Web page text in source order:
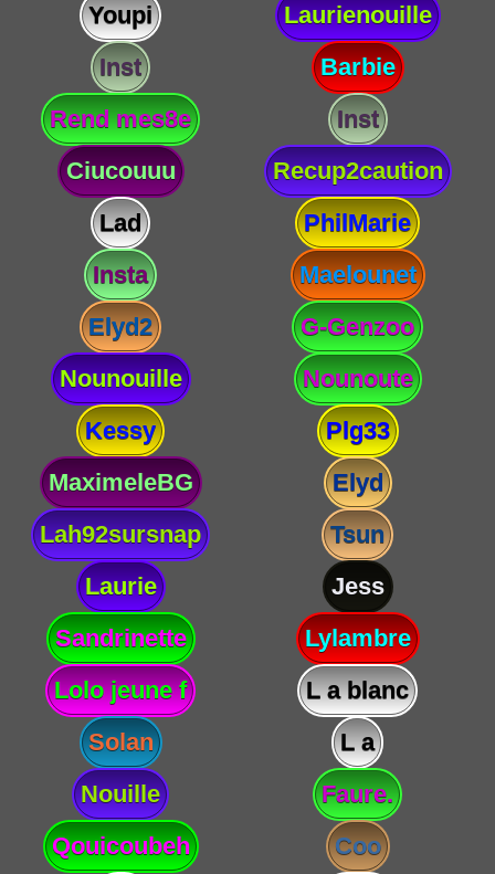
Youpi
Laurienouille
Inst
Barbie
Rend mes8e
Inst
Ciucouuu
Recup2caution
Lad
PhilMarie
Insta
Maelounet
Elyd2
G-Genzoo
Nounouille
Nounoute
Kessy
Plg33
MaximeleBG
Elyd
Lah92sursnap
Tsun
Laurie
Jess
Sandrinette
Lylambre
Lolo jeune f
L a blanc
Solan
L a
Nouille
Faure.
Qouicoubeh
Coo